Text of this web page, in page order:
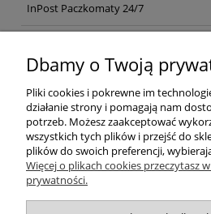
InPost Paczkomaty 24/7
Pomoc
Moje konto
Dbamy o Twoją
Pliki cookies i pokrewne im
działanie strony i pomagają nam
potrzeb. Możesz zaakceptować
wszystkich tych plików i przejść do
plików do swoich preferencji,
Więcej o plikach cookies przeczytasz
prywatności.